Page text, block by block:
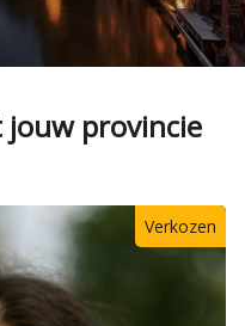
provincie
Verkozen